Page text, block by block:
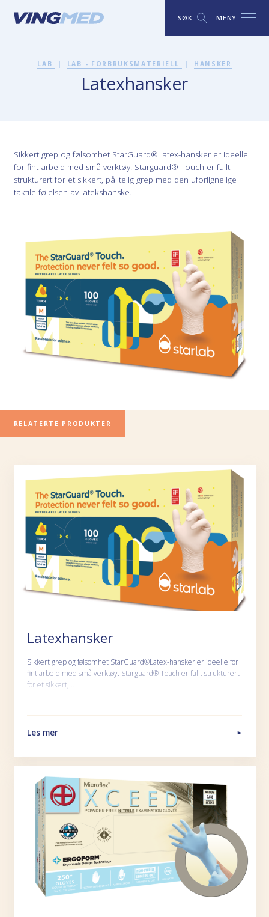
SØK MENY
LAB | LAB - FORBRUKSMATERIELL | HANSKER
Latexhansker
Sikkert grep og følsomhet StarGuard®Latex-hansker er ideelle
for fint arbeid med små verktøy. Starguard® Touch er fullt
strukturert for et sikkert, pålitelig grep med den uforlignelige
taktile følelsen av latekshanske.
RELATERTE PRODUKTER
Latexhansker
Sikkert grep og følsomhet StarGuard®Latex-hansker er ideelle for
fint arbeid med små verktøy. Starguard® Touch er fullt strukturert
for et sikkert,…
Les mer